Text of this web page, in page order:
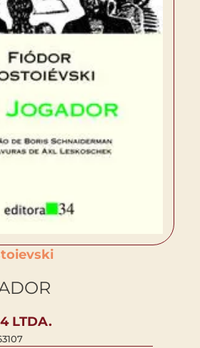
LTDA.